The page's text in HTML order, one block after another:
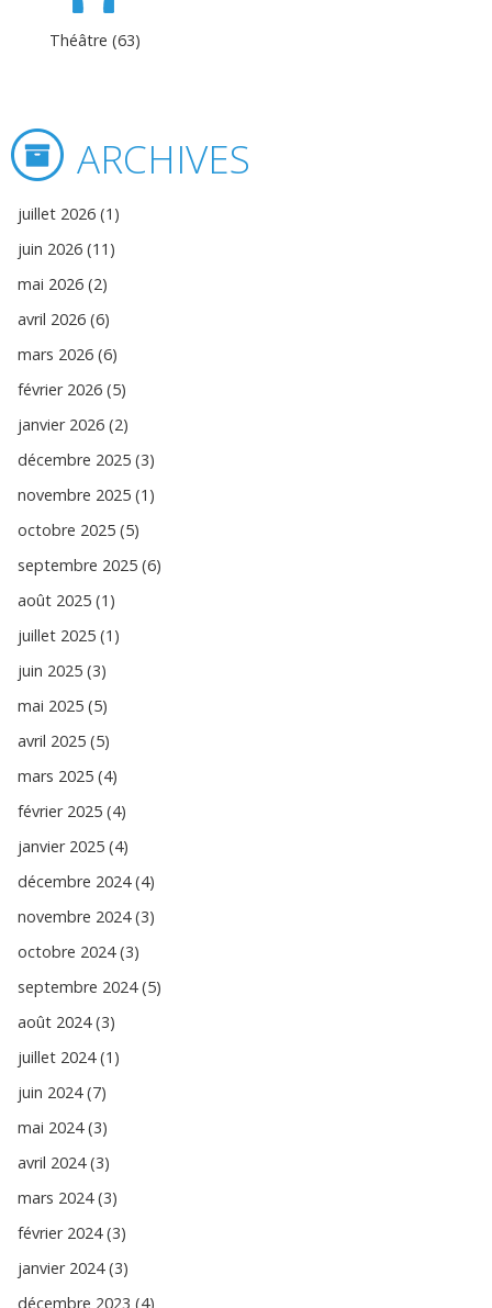
Théâtre (63)
ARCHIVES
juillet 2026 (1)
juin 2026 (11)
mai 2026 (2)
avril 2026 (6)
mars 2026 (6)
février 2026 (5)
janvier 2026 (2)
décembre 2025 (3)
novembre 2025 (1)
octobre 2025 (5)
septembre 2025 (6)
août 2025 (1)
juillet 2025 (1)
juin 2025 (3)
mai 2025 (5)
avril 2025 (5)
mars 2025 (4)
février 2025 (4)
janvier 2025 (4)
décembre 2024 (4)
novembre 2024 (3)
octobre 2024 (3)
septembre 2024 (5)
août 2024 (3)
juillet 2024 (1)
juin 2024 (7)
mai 2024 (3)
avril 2024 (3)
mars 2024 (3)
février 2024 (3)
janvier 2024 (3)
décembre 2023 (4)